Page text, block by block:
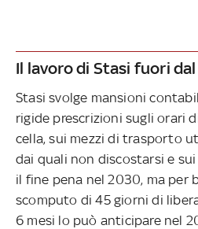
Il lavoro di Stasi fuori
Stasi svolge mansioni
rigide prescrizioni sugli orari
cella, sui mezzi di trasporto
dai quali non discostarsi e
il fine pena nel 2030, ma per
scomputo di 45 giorni di
6 mesi lo può anticipare nel